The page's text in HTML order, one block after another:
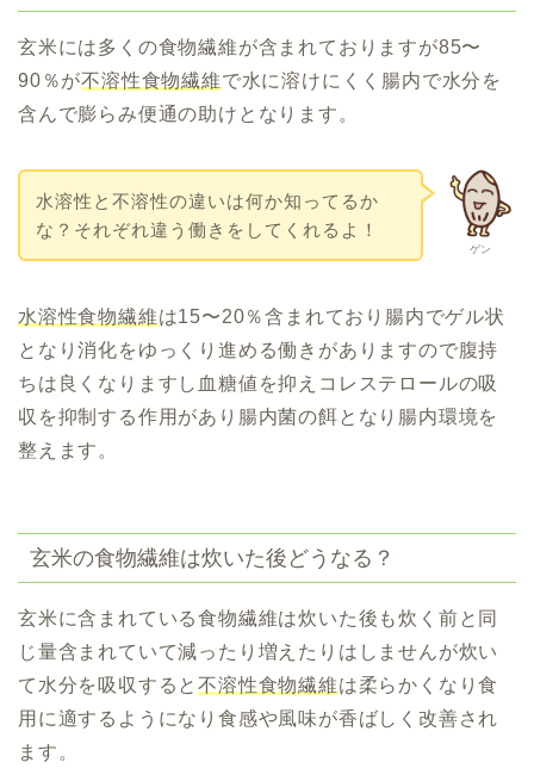
玄米には多くの食物繊維が含まれておりますが85〜
90％が不溶性食物繊維で水に溶けにくく腸内で水分を
含んで膨らみ便通の助けとなります。
ゲン
水溶性と不溶性の違いは何か知ってるか
な？それぞれ違う働きをしてくれるよ！
水溶性食物繊維は15〜20％含まれており腸内でゲル状
となり消化をゆっくり進める働きがありますので腹持
ちは良くなりますし血糖値を抑えコレステロールの吸
収を抑制する作用があり腸内菌の餌となり腸内環境を
整えます。
玄米の食物繊維は炊いた後どうなる？
玄米に含まれている食物繊維は炊いた後も炊く前と同
じ量含まれていて減ったり増えたりはしませんが炊い
て水分を吸収すると不溶性食物繊維は柔らかくなり食
用に適するようになり食感や風味が香ばしく改善され
ます。